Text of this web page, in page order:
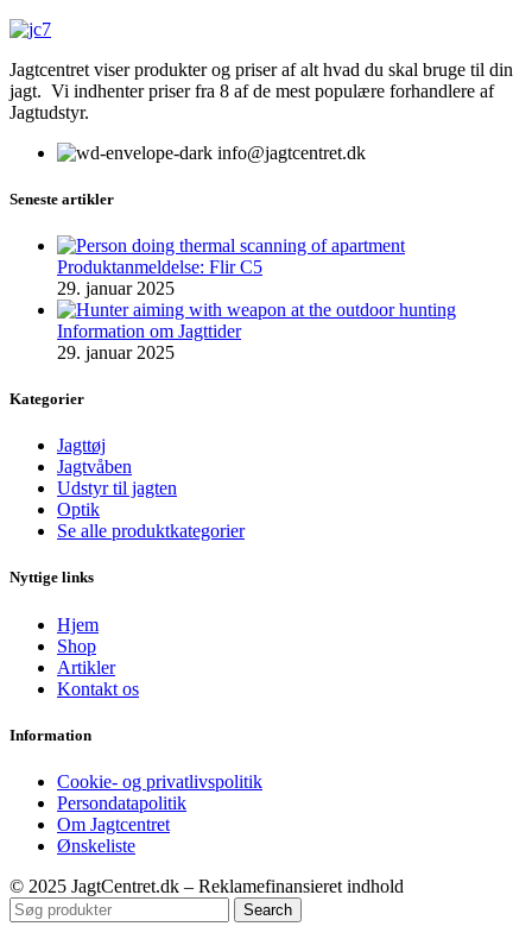
Jagtcentret viser produkter og priser af alt hvad du skal bruge til din
jagt. Vi indhenter priser fra 8 af de mest populære forhandlere af
Jagtudstyr.
info@jagtcentret.dk
Seneste artikler
Produktanmeldelse: Flir C5
29. januar 2025
Information om Jagttider
29. januar 2025
Kategorier
Jagttøj
Jagtvåben
Udstyr til jagten
Optik
Se alle produktkategorier
Nyttige links
Hjem
Shop
Artikler
Kontakt os
Information
Cookie- og privatlivspolitik
Persondatapolitik
Om Jagtcentret
Ønskeliste
© 2025 JagtCentret.dk – Reklamefinansieret indhold
Search